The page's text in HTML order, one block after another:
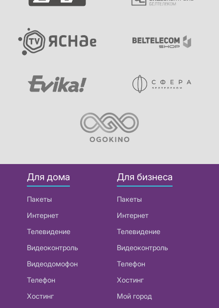
Для дома
Пакеты
Интернет
Телевидение
Видеоконтроль
Видеодомофон
Телефон
Хостинг
Для бизнеса
Пакеты
Интернет
Телевидение
Видеоконтроль
Телефон
Хостинг
Мой город